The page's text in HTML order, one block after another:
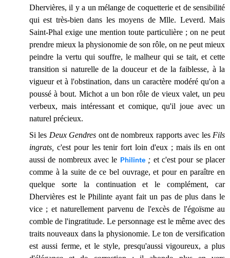
Dhervières, il y a un mélange de coquetterie et de sensibilité
qui est très-bien dans les moyens de Mlle. Leverd. Mais
Saint-Phal exige une mention toute particulière ; on ne peut
prendre mieux la physionomie de son rôle, on ne peut mieux
peindre la vertu qui souffre, le malheur qui se tait, et cette
transition si naturelle de la douceur et de la faiblesse, à la
vigueur et à l'obstination, dans un caractère modéré qu'on a
poussé à bout. Michot a un bon rôle de vieux valet, un peu
verbeux, mais intéressant et comique, qu'il joue avec un
naturel précieux.
Si les Deux Gendres ont de nombreux rapports avec les Fils
ingrats, c'est pour les tenir fort loin d'eux ; mais ils en ont
aussi de nombreux avec le Philinte; et c'est pour se placer
comme à la suite de ce bel ouvrage, et pour en paraître en
quelque sorte la continuation et le complément, car
Dhervières est le Philinte ayant fait un pas de plus dans le
vice ; et naturellement parvenu de l'excès de l'égoïsme au
comble de l'ingratitude. Le personnage est le même avec des
traits nouveaux dans la physionomie. Le ton de versification
est aussi ferme, et le style, presqu'aussi vigoureux, a plus